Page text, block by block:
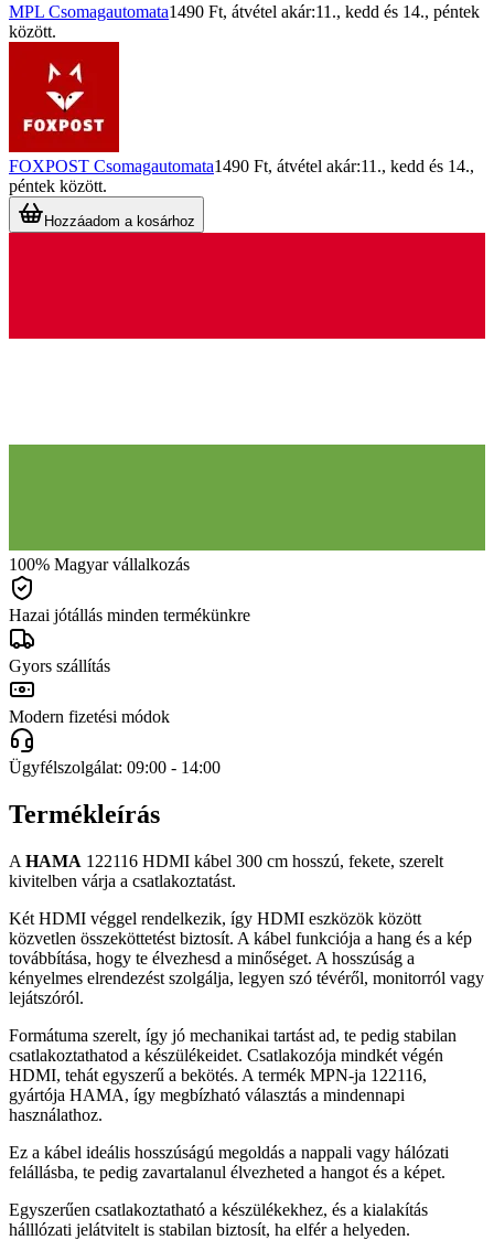
MPL Csomagautomata1490 Ft, átvétel akár:11., kedd és 14., péntek
között.
FOXPOST Csomagautomata1490 Ft, átvétel akár:11., kedd és 14.,
péntek között.
Hozzáadom a kosárhoz
100% Magyar vállalkozás
Hazai jótállás minden termékünkre
Gyors szállítás
Modern fizetési módok
Ügyfélszolgálat: 09:00 - 14:00
Termékleírás
A HAMA 122116 HDMI kábel 300 cm hosszú, fekete, szerelt
kivitelben várja a csatlakoztatást.
Két HDMI véggel rendelkezik, így HDMI eszközök között
közvetlen összeköttetést biztosít. A kábel funkciója a hang és a kép
továbbítása, hogy te élvezhesd a minőséget. A hosszúság a
kényelmes elrendezést szolgálja, legyen szó tévéről, monitorról vagy
lejátszóról.
Formátuma szerelt, így jó mechanikai tartást ad, te pedig stabilan
csatlakoztathatod a készülékeidet. Csatlakozója mindkét végén
HDMI, tehát egyszerű a bekötés. A termék MPN-ja 122116,
gyártója HAMA, így megbízható választás a mindennapi
használathoz.
Ez a kábel ideális hosszúságú megoldás a nappali vagy hálózati
felállásba, te pedig zavartalanul élvezheted a hangot és a képet.
Egyszerűen csatlakoztatható a készülékekhez, és a kialakítás
hálllózati jelátvitelt is stabilan biztosít, ha elfér a helyeden.